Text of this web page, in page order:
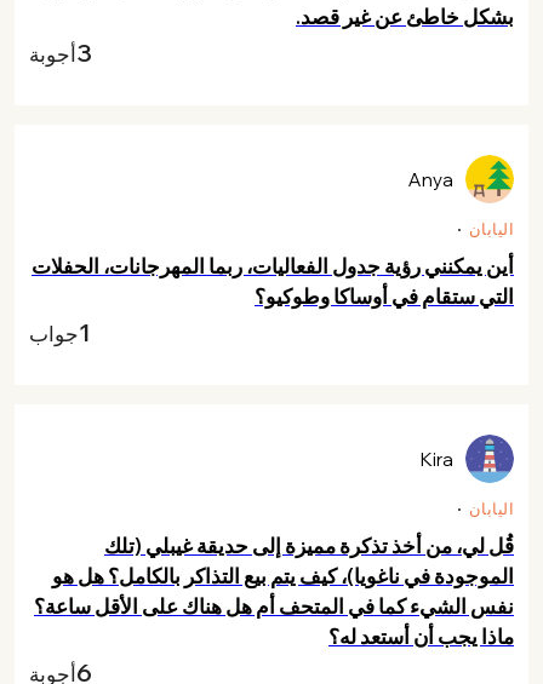
بشكل خاطئ عن غير قصد.
3أجوبة
اليابان
أين يمكنني رؤية جدول الفعاليات، ربما المهرجانات، الحفلات
التي ستقام في أوساكا وطوكيو؟
Anya
1جواب
اليابان
قُل لي، من أخذ تذكرة مميزة إلى حديقة غيبلي (تلك
الموجودة في ناغويا)، كيف يتم بيع التذاكر بالكامل؟ هل هو
نفس الشيء كما في المتحف أم هل هناك على الأقل ساعة؟
ماذا يجب أن أستعد له؟
Kira
6أجوبة